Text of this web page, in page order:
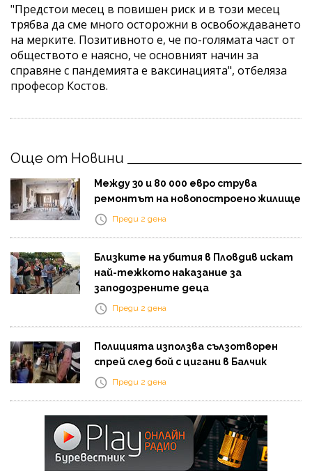
"Предстои месец в повишен риск и в този месец
трябва да сме много осторожни в освобождаването
на мерките. Позитивното е, че по-голямата част от
обществото е наясно, че основният начин за
справяне с пандемията е ваксинацията", отбеляза
професор Костов.
Още от Новини
Между 30 и 80 000 евро струва
ремонтът на новопостроено жилище
Преди 2 дена
Близките на убития в Пловдив искат
най-тежкото наказание за
заподозрените деца
Преди 2 дена
Полицията използва сълзотворен
спрей след бой с цигани в Балчик
Преди 2 дена